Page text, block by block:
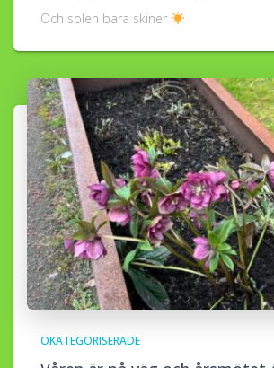
Och solen bara skiner
OKATEGORISERADE